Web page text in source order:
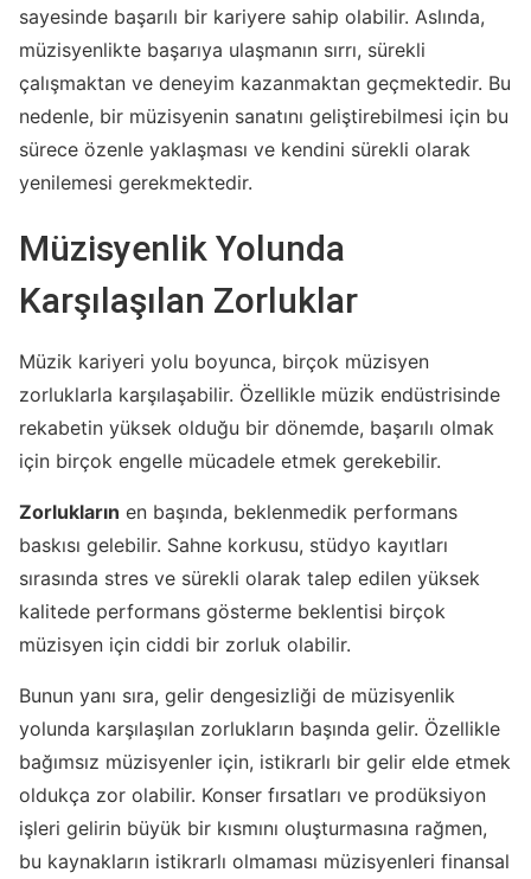
sayesinde başarılı bir kariyere sahip olabilir. Aslında,
müzisyenlikte başarıya ulaşmanın sırrı, sürekli
çalışmaktan ve deneyim kazanmaktan geçmektedir. Bu
nedenle, bir müzisyenin sanatını geliştirebilmesi için bu
sürece özenle yaklaşması ve kendini sürekli olarak
yenilemesi gerekmektedir.
Müzisyenlik Yolunda
Karşılaşılan Zorluklar
Müzik kariyeri yolu boyunca, birçok müzisyen
zorluklarla karşılaşabilir. Özellikle müzik endüstrisinde
rekabetin yüksek olduğu bir dönemde, başarılı olmak
için birçok engelle mücadele etmek gerekebilir.
Zorlukların en başında, beklenmedik performans
baskısı gelebilir. Sahne korkusu, stüdyo kayıtları
sırasında stres ve sürekli olarak talep edilen yüksek
kalitede performans gösterme beklentisi birçok
müzisyen için ciddi bir zorluk olabilir.
Bunun yanı sıra, gelir dengesizliği de müzisyenlik
yolunda karşılaşılan zorlukların başında gelir. Özellikle
bağımsız müzisyenler için, istikrarlı bir gelir elde etmek
oldukça zor olabilir. Konser fırsatları ve prodüksiyon
işleri gelirin büyük bir kısmını oluşturmasına rağmen,
bu kaynakların istikrarlı olmaması müzisyenleri finansal